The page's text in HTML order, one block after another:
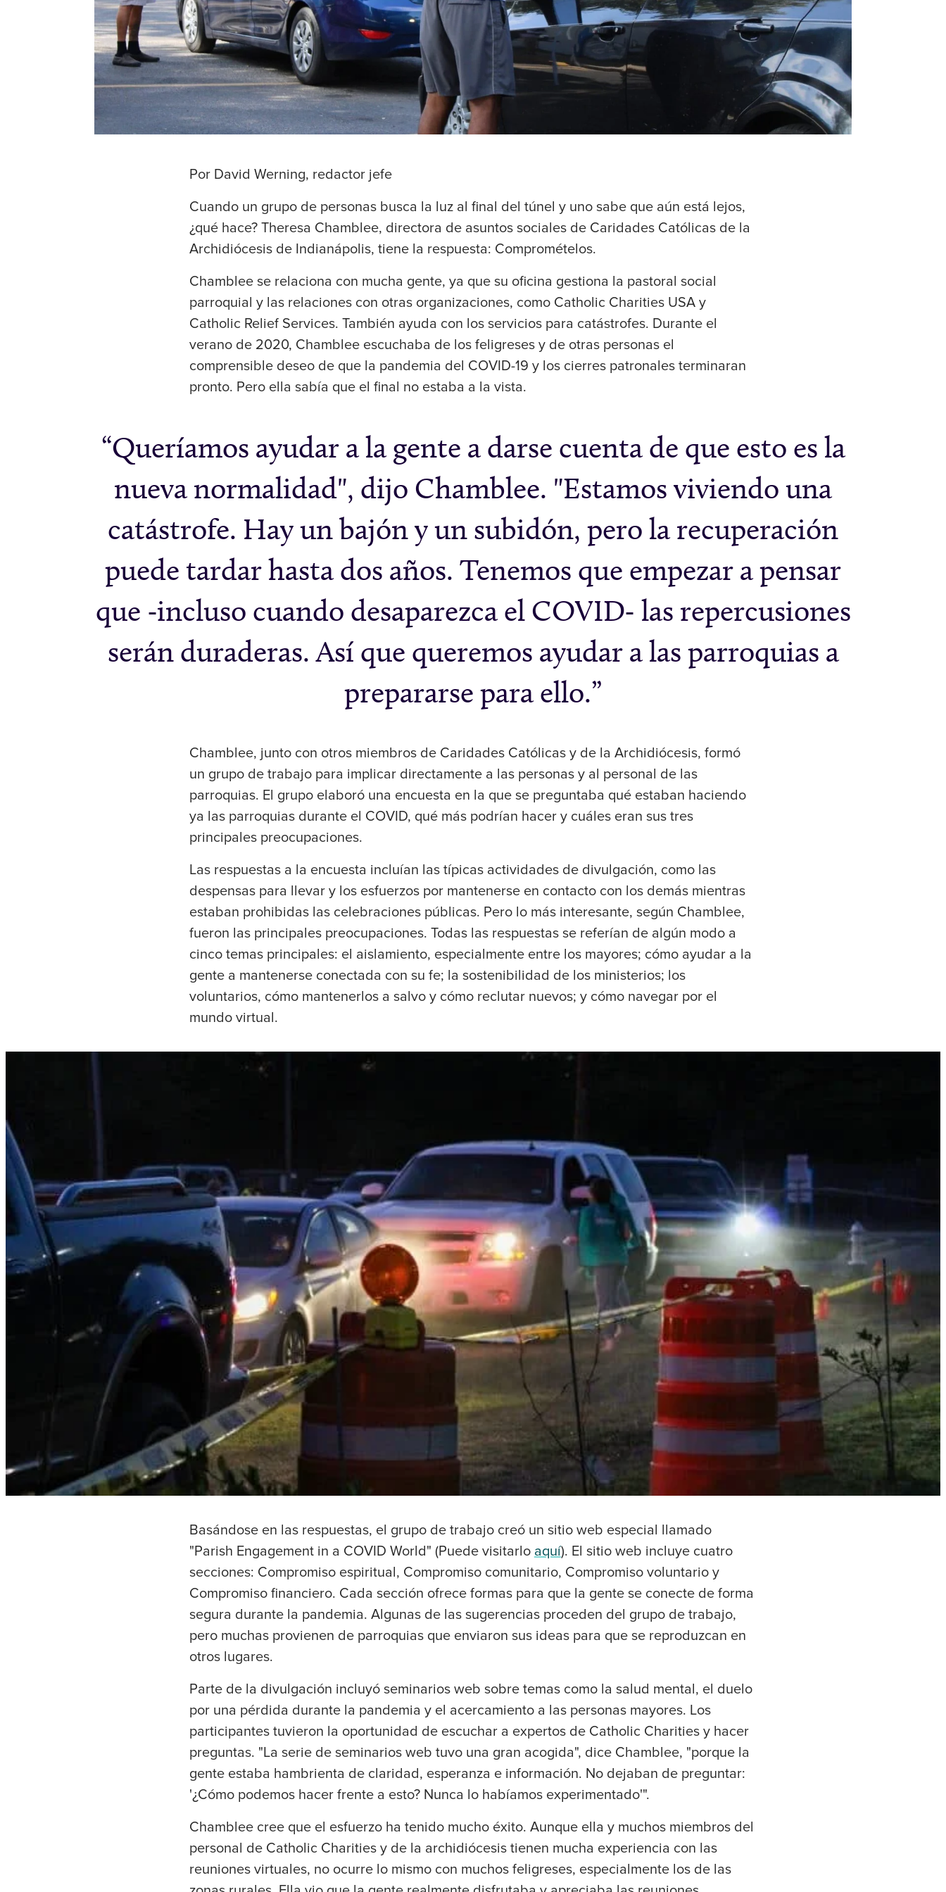
Por David Werning, redactor jefe
Cuando un grupo de personas busca la luz al final del túnel y uno sabe que aún está lejos,
¿qué hace? Theresa Chamblee, directora de asuntos sociales de Caridades Católicas de la
Archidiócesis de Indianápolis, tiene la respuesta: Compromételos.
Chamblee se relaciona con mucha gente, ya que su oficina gestiona la pastoral social
parroquial y las relaciones con otras organizaciones, como Catholic Charities USA y
Catholic Relief Services. También ayuda con los servicios para catástrofes. Durante el
verano de 2020, Chamblee escuchaba de los feligreses y de otras personas el
comprensible deseo de que la pandemia del COVID-19 y los cierres patronales terminaran
pronto. Pero ella sabía que el final no estaba a la vista.
Queríamos ayudar a la gente a darse cuenta de que esto es la
nueva normalidad", dijo Chamblee. "Estamos viviendo una
catástrofe. Hay un bajón y un subidón, pero la recuperación
puede tardar hasta dos años. Tenemos que empezar a pensar
que -incluso cuando desaparezca el COVID- las repercusiones
serán duraderas. Así que queremos ayudar a las parroquias a
prepararse para ello.
Chamblee, junto con otros miembros de Caridades Católicas y de la Archidiócesis, formó
un grupo de trabajo para implicar directamente a las personas y al personal de las
parroquias. El grupo elaboró una encuesta en la que se preguntaba qué estaban haciendo
ya las parroquias durante el COVID, qué más podrían hacer y cuáles eran sus tres
principales preocupaciones.
Las respuestas a la encuesta incluían las típicas actividades de divulgación, como las
despensas para llevar y los esfuerzos por mantenerse en contacto con los demás mientras
estaban prohibidas las celebraciones públicas. Pero lo más interesante, según Chamblee,
fueron las principales preocupaciones. Todas las respuestas se referían de algún modo a
cinco temas principales: el aislamiento, especialmente entre los mayores; cómo ayudar a la
gente a mantenerse conectada con su fe; la sostenibilidad de los ministerios; los
voluntarios, cómo mantenerlos a salvo y cómo reclutar nuevos; y cómo navegar por el
mundo virtual.
Basándose en las respuestas, el grupo de trabajo creó un sitio web especial llamado
"Parish Engagement in a COVID World" (Puede visitarlo aquí). El sitio web incluye cuatro
secciones: Compromiso espiritual, Compromiso comunitario, Compromiso voluntario y
Compromiso financiero. Cada sección ofrece formas para que la gente se conecte de forma
segura durante la pandemia. Algunas de las sugerencias proceden del grupo de trabajo,
pero muchas provienen de parroquias que enviaron sus ideas para que se reproduzcan en
otros lugares.
Parte de la divulgación incluyó seminarios web sobre temas como la salud mental, el duelo
por una pérdida durante la pandemia y el acercamiento a las personas mayores. Los
participantes tuvieron la oportunidad de escuchar a expertos de Catholic Charities y hacer
preguntas. "La serie de seminarios web tuvo una gran acogida", dice Chamblee, "porque la
gente estaba hambrienta de claridad, esperanza e información. No dejaban de preguntar:
'¿Cómo podemos hacer frente a esto? Nunca lo habíamos experimentado'".
Chamblee cree que el esfuerzo ha tenido mucho éxito. Aunque ella y muchos miembros del
personal de Catholic Charities y de la archidiócesis tienen mucha experiencia con las
reuniones virtuales, no ocurre lo mismo con muchos feligreses, especialmente los de las